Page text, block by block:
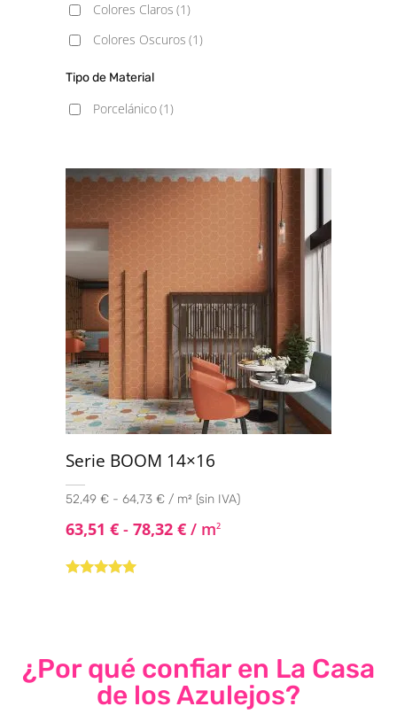
Colores Claros (1)
Colores Oscuros (1)
Tipo de Material
Porcelánico(1)
Serie BOOM 14×16
52,49 € - 64,73 € / m² (sin IVA)
63,51 € - 78,32 € / m2
¿Por qué confiar en La Casa
de los Azulejos?